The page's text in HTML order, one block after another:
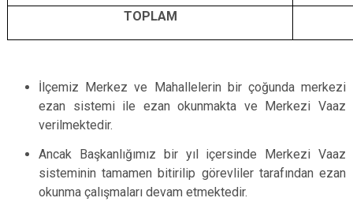
TOPLAM
İlçemiz Merkez ve Mahallelerin bir çoğunda merkezi
ezan sistemi ile ezan okunmakta ve Merkezi Vaaz
verilmektedir.
Ancak Başkanlığımız bir yıl içersinde Merkezi Vaaz
sisteminin tamamen bitirilip görevliler tarafından ezan
okunma çalışmaları devam etmektedir.